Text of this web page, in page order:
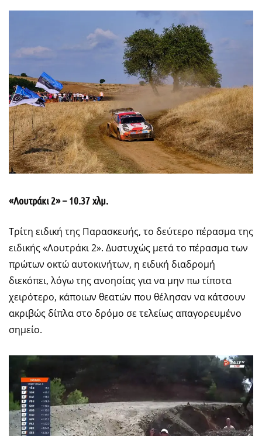
«Λουτράκι 2» – 10.37 χλμ.
Τρίτη ειδική της Παρασκευής, το δεύτερο πέρασμα της
ειδικής «Λουτράκι 2». Δυστυχώς μετά το πέρασμα των
πρώτων οκτώ αυτοκινήτων, η ειδική διαδρομή
διεκόπει, λόγω της ανοησίας για να μην πω τίποτα
χειρότερο, κάποιων θεατών που θέλησαν να κάτσουν
ακριβώς δίπλα στο δρόμο σε τελείως απαγορευμένο
σημείο.